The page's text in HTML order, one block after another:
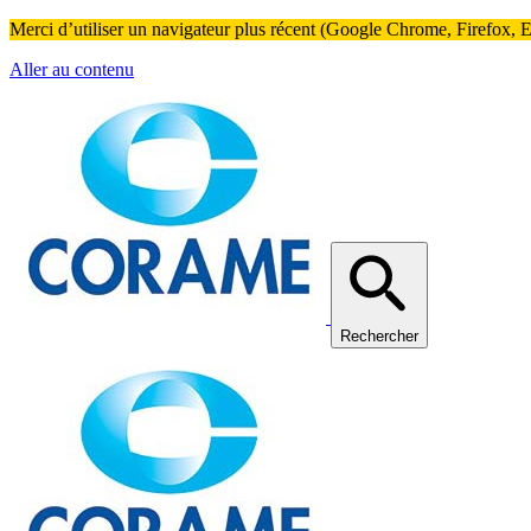
Merci d’utiliser un navigateur plus récent (Google Chrome, Firefox,
Aller au contenu
Rechercher